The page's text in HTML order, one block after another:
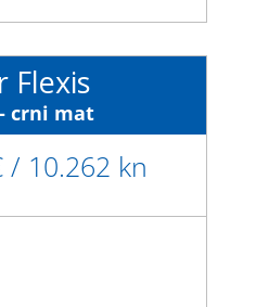
Flexis
crni mat
/ 10.262 kn